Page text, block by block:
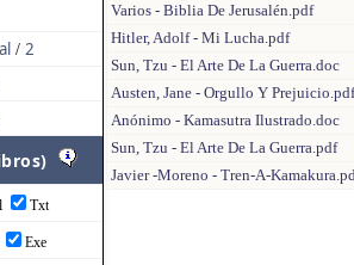
/ 2
Txt
Exe
Varios - Biblia De Jerusalén.pdf
Hitler, Adolf - Mi Lucha.pdf
Sun, Tzu - El Arte De La Guerra.doc
Austen, Jane - Orgullo Y Prejuicio.pdf
Anónimo - Kamasutra Ilustrado.doc
Sun, Tzu - El Arte De La Guerra.pdf
Javier -Moreno - Tren-A-